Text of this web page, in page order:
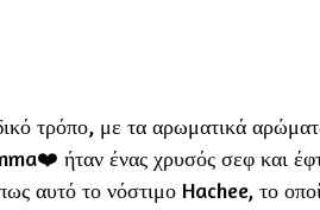
τρόπο, με τα αρωματικά
ήταν ένας χρυσός σεφ και
αυτό το νόστιμο Hachee, το